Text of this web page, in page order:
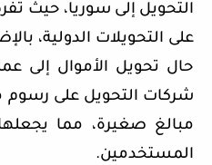
التحويل إلى سوريا، حيث
على التحويلات الدولية،
حال تحويل الأموال إلى
شركات التحويل على رسوم
مبالغ صغيرة، مما
المستخدمين.